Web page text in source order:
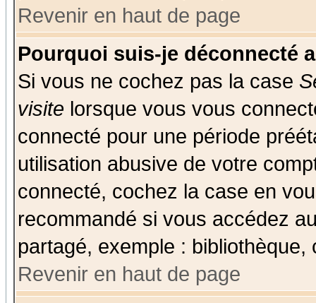
Revenir en haut de page
Pourquoi suis-je déconnecté
Si vous ne cochez pas la case
visite lorsque vous vous
connecté pour une période
utilisation abusive de votre
connecté, cochez la case en
recommandé si vous accédez
partagé, exemple :
Revenir en haut de page